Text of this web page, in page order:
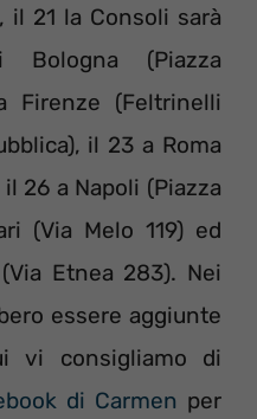
il 21 la Consoli sarà
(Piazza
Firenze (Feltrinelli
il 23 a Roma
26 a Napoli (Piazza
(Via Melo 119) ed
Etnea 283). Nei
essere aggiunte
vi consigliamo di
di Carmen per